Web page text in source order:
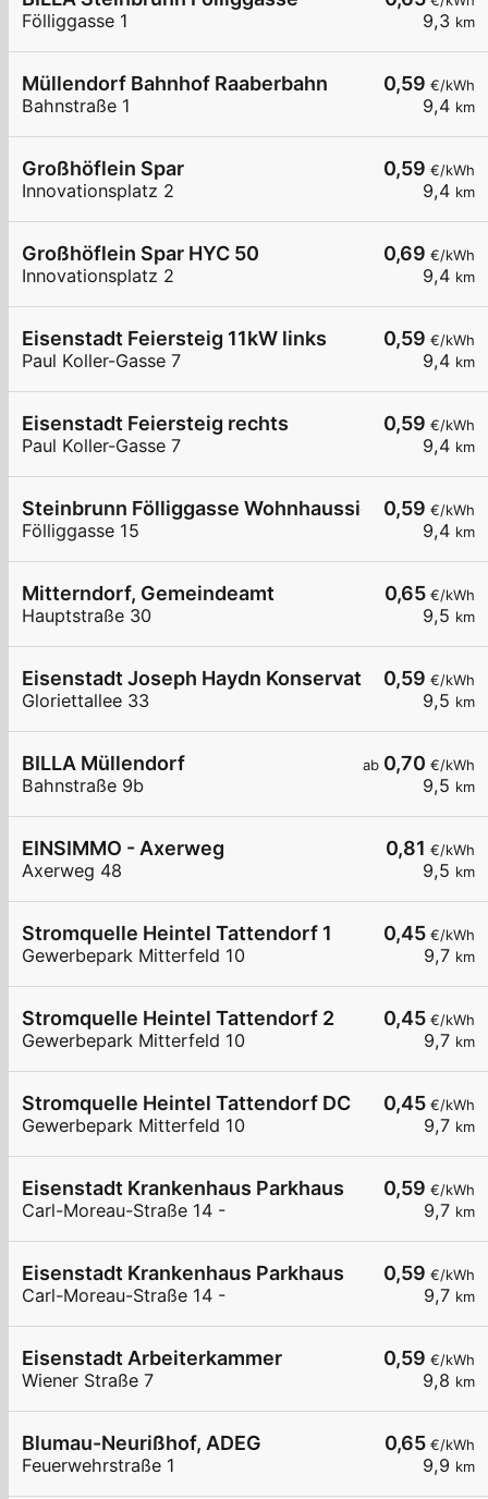
9,3 km
Fölliggasse 1
0,59 €/kWh
9,4 km
Müllendorf Bahnhof Raaberbahn
Bahnstraße 1
0,59 €/kWh
9,4 km
Großhöflein Spar
Innovationsplatz 2
0,69 €/kWh
9,4 km
Großhöflein Spar HYC 50
Innovationsplatz 2
0,59 €/kWh
9,4 km
Eisenstadt Feiersteig 11kW links
Paul Koller-Gasse 7
0,59 €/kWh
9,4 km
Eisenstadt Feiersteig rechts
Paul Koller-Gasse 7
0,59 €/kWh
9,4 km
Steinbrunn Fölliggasse Wohnhaussiedlung
Fölliggasse 15
0,65 €/kWh
9,5 km
Mitterndorf, Gemeindeamt
Hauptstraße 30
0,59 €/kWh
9,5 km
Eisenstadt Joseph Haydn Konservatorium
Gloriettallee 33
ab 0,70 €/kWh
9,5 km
BILLA Müllendorf
Bahnstraße 9b
0,81 €/kWh
9,5 km
EINSIMMO - Axerweg
Axerweg 48
0,45 €/kWh
9,7 km
Stromquelle Heintel Tattendorf 1
Gewerbepark Mitterfeld 10
0,45 €/kWh
9,7 km
Stromquelle Heintel Tattendorf 2
Gewerbepark Mitterfeld 10
0,45 €/kWh
9,7 km
Stromquelle Heintel Tattendorf DC
Gewerbepark Mitterfeld 10
0,59 €/kWh
9,7 km
Eisenstadt Krankenhaus Parkhaus
Carl-Moreau-Straße 14 -
0,59 €/kWh
9,7 km
Eisenstadt Krankenhaus Parkhaus
Carl-Moreau-Straße 14 -
0,59 €/kWh
9,8 km
Eisenstadt Arbeiterkammer
Wiener Straße 7
0,65 €/kWh
9,9 km
Blumau-Neurißhof, ADEG
Feuerwehrstraße 1